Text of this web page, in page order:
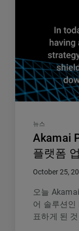
뉴스
Akamai
플랫폼
October 25,
오늘
어 솔루션인
표하게 된